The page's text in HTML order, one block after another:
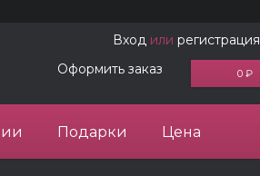
Вход или регистрация
0 ₽
Оформить заказ
Подарки Цена